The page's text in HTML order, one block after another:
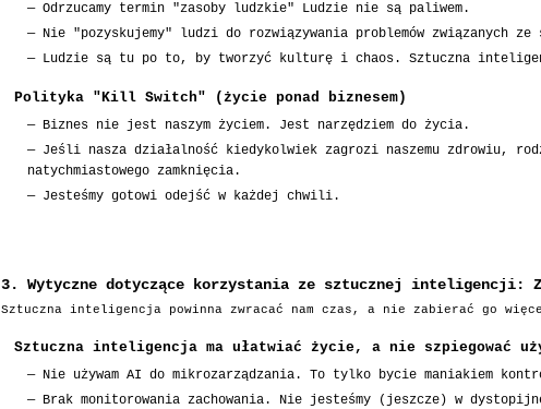
— Odrzucamy termin "zasoby ludzkie" Ludzie nie są paliwem.
— Nie "pozyskujemy" ludzi do rozwiązywania problemów związanych
— Ludzie są tu po to, by tworzyć kulturę i chaos. Sztuczna
Polityka "Kill Switch" (życie ponad biznesem)
— Biznes nie jest naszym życiem. Jest narzędziem do życia.
— Jeśli nasza działalność kiedykolwiek zagrozi naszemu zdrowiu,
natychmiastowego zamknięcia.
— Jesteśmy gotowi odejść w każdej chwili.
3. Wytyczne dotyczące korzystania ze sztucznej inteligencji:
Sztuczna inteligencja powinna zwracać nam czas, a nie zabierać go
Sztuczna inteligencja ma ułatwiać życie, a nie szpiegować
— Nie używam AI do mikrozarządzania. To tylko bycie maniakiem
— Brak monitorowania zachowania. Nie jesteśmy (jeszcze) w